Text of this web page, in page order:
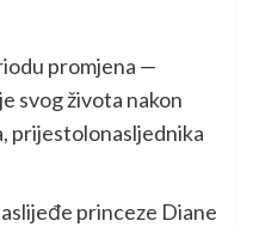
promjena —
svog života nakon
prijestolonasljednika
princeze Diane